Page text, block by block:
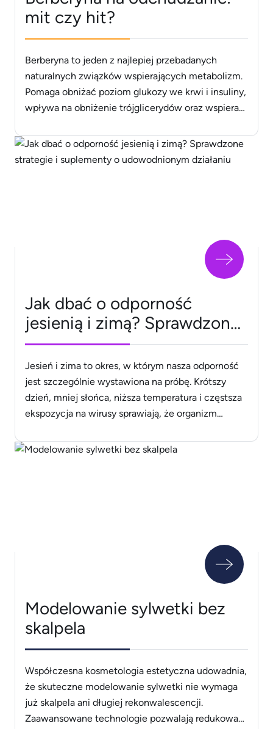
mit czy hit?
Berberyna to jeden z najlepiej przebadanych
naturalnych związków wspierających metabolizm.
Pomaga obniżać poziom glukozy we krwi i insuliny,
wpływa na obniżenie trójglicerydów oraz wspiera
insulinoopornością i nadmierną ilością tkanki
tłuszczowej. Wpływa także na stan zapalny,
Jak dbać o odporność
jesienią i zimą? Sprawdzone
strategie i suplementy o
udowodnionym działaniu
Jesień i zima to okres, w którym nasza odporność
jest szczególnie wystawiona na próbę. Krótszy
dzień, mniej słońca, niższa temperatura i częstsza
ekspozycja na wirusy sprawiają, że organizm
istnieją strategie i składniki, których skuteczność
Modelowanie sylwetki bez
skalpela
Współczesna kosmetologia estetyczna udowadnia,
że skuteczne modelowanie sylwetki nie wymaga
już skalpela ani długiej rekonwalescencji.
Zaawansowane technologie pozwalają redukować